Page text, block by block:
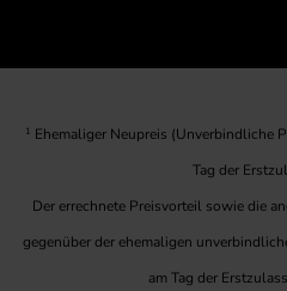
1 Ehemaliger Neupreis (Unverbindliche
Tag der
Der errechnete Preisvorteil sowie die
gegenüber der ehemaligen
am Tag der